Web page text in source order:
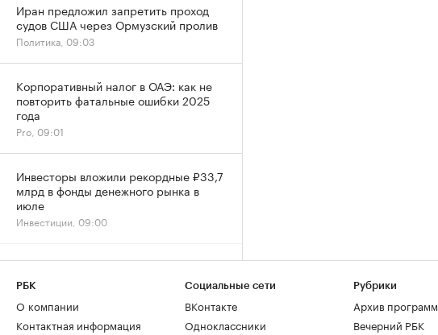
Иран предложил запретить проход
судов США через Ормузский пролив
Политика, 09:03
Корпоративный налог в ОАЭ: как не
повторить фатальные ошибки 2025
года
Pro, 09:01
Инвесторы вложили рекордные ₽33,7
млрд в фонды денежного рынка в
июле
Инвестиции, 09:00
РБК
О компании
Контактная информация
Социальные сети
ВКонтакте
Одноклассники
Рубрики
Архив программ
Вечерний РБК